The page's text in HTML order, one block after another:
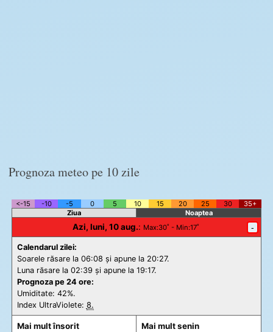
Prognoza meteo pe 10 zile
<-15 -10 -5 0 5 10 15 20 25 30
35+
Ziua
Noaptea
Azi, luni, 10 aug.: Max:30˚ - Min:17˚ -
Calendarul zilei:
Soarele răsare la 06:08 și apune la 20:27.
Luna răsare la 02:39 și apune la 19:17.
Prognoza pe 24 ore:
Umiditate: 42%.
Index UltraViolete: 8.
Mai mult însorit
Mai mult senin